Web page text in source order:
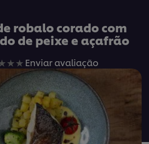
robalo corado com
de peixe e açafrão
Nenhuma
avaliação
enviada
para
este
recipe
Enviar avaliação